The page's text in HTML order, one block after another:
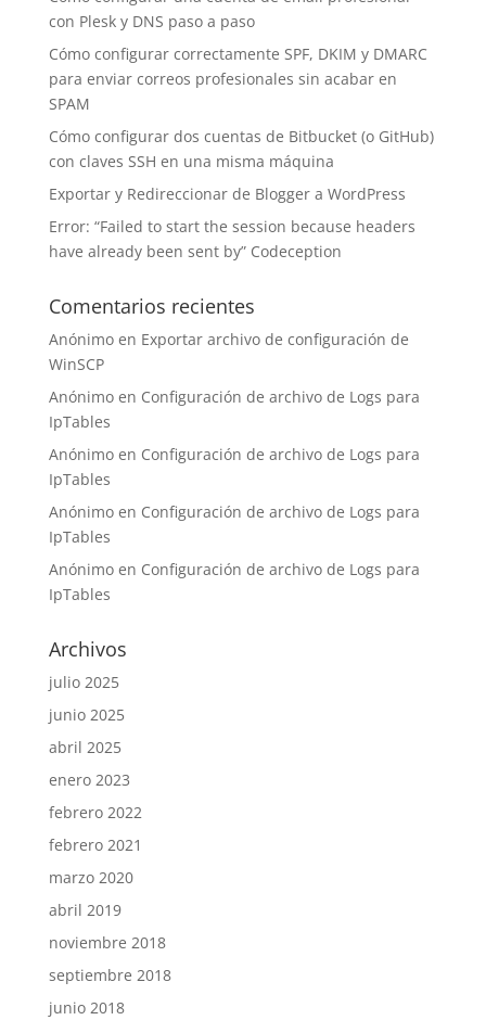
con Plesk y DNS paso a paso
Cómo configurar correctamente SPF, DKIM y DMARC
para enviar correos profesionales sin acabar en
SPAM
Cómo configurar dos cuentas de Bitbucket (o GitHub)
con claves SSH en una misma máquina
Exportar y Redireccionar de Blogger a WordPress
Error: “Failed to start the session because headers
have already been sent by” Codeception
Comentarios recientes
Anónimoen Exportar archivo de configuración de
WinSCP
Anónimoen Configuración de archivo de Logs para
IpTables
Anónimoen Configuración de archivo de Logs para
IpTables
Anónimoen Configuración de archivo de Logs para
IpTables
Anónimoen Configuración de archivo de Logs para
IpTables
Archivos
julio 2025
junio 2025
abril 2025
enero 2023
febrero 2022
febrero 2021
marzo 2020
abril 2019
noviembre 2018
septiembre 2018
junio 2018